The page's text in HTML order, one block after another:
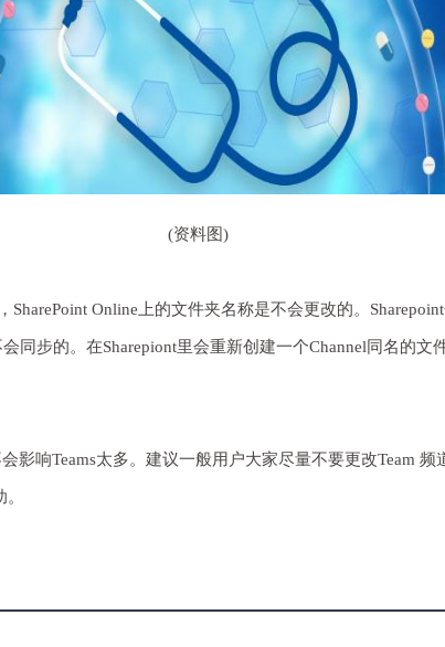
(资料图)
Online上的文件夹名称是不会更改的。
同步的。在Sharepiont里会重新创建一个Channel同名的文
影响Teams太多。建议一般用户大家尽量不要更改Team